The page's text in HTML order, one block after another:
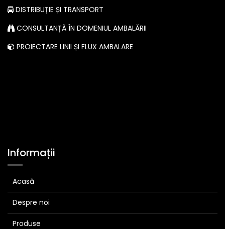
DISTRIBUȚIE ȘI TRANSPORT
CONSULTANȚĂ ÎN DOMENIUL AMBALĂRII
PROIECTARE LINII ȘI FLUX AMBALARE
Informații
Acasă
Despre noi
Produse